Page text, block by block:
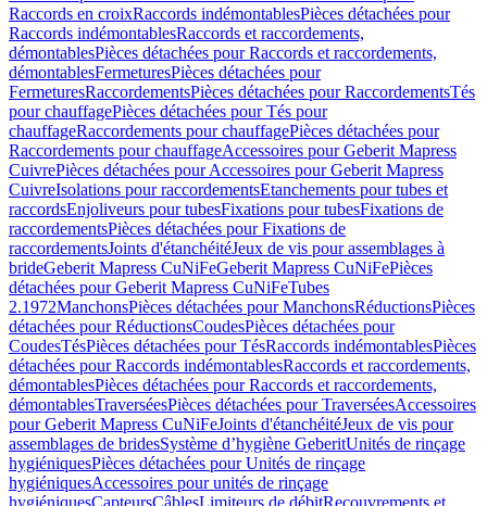
Raccords en croixRaccords indémontablesPièces détachées pour
Raccords indémontablesRaccords et raccordements,
démontablesPièces détachées pour Raccords et raccordements,
démontablesFermeturesPièces détachées pour
FermeturesRaccordementsPièces détachées pour RaccordementsTés
pour chauffagePièces détachées pour Tés pour
chauffageRaccordements pour chauffagePièces détachées pour
Raccordements pour chauffageAccessoires pour Geberit Mapress
CuivrePièces détachées pour Accessoires pour Geberit Mapress
CuivreIsolations pour raccordementsEtanchements pour tubes et
raccordsEnjoliveurs pour tubesFixations pour tubesFixations de
raccordementsPièces détachées pour Fixations de
raccordementsJoints d'étanchéitéJeux de vis pour assemblages à
brideGeberit Mapress CuNiFeGeberit Mapress CuNiFePièces
détachées pour Geberit Mapress CuNiFeTubes
2.1972ManchonsPièces détachées pour ManchonsRéductionsPièces
détachées pour RéductionsCoudesPièces détachées pour
CoudesTésPièces détachées pour TésRaccords indémontablesPièces
détachées pour Raccords indémontablesRaccords et raccordements,
démontablesPièces détachées pour Raccords et raccordements,
démontablesTraverséesPièces détachées pour TraverséesAccessoires
pour Geberit Mapress CuNiFeJoints d'étanchéitéJeux de vis pour
assemblages de bridesSystème d’hygiène GeberitUnités de rinçage
hygiéniquesPièces détachées pour Unités de rinçage
hygiéniquesAccessoires pour unités de rinçage
hygiéniquesCapteursCâblesLimiteurs de débitRecouvrements et